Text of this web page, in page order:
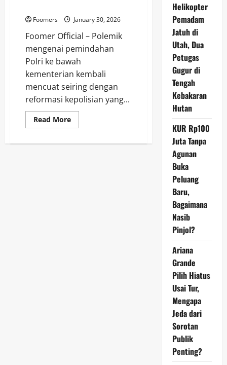
Foomers January 30, 2026
Foomer Official – Polemik
mengenai pemindahan
Polri ke bawah
kementerian kembali
mencuat seiring dengan
reformasi kepolisian yang...
Read MoreRead
more
di
Helikopter
Pemadam
Jatuh di
Utah, Dua
Petugas
Gugur di
Tengah
Kebakaran
Hutan
KUR Rp100
Juta Tanpa
Agunan
Buka
Peluang
Baru,
Bagaimana
Nasib
Pinjol?
Ariana
Grande
Pilih Hiatus
Usai Tur,
Mengapa
Jeda dari
Sorotan
Publik
Penting?